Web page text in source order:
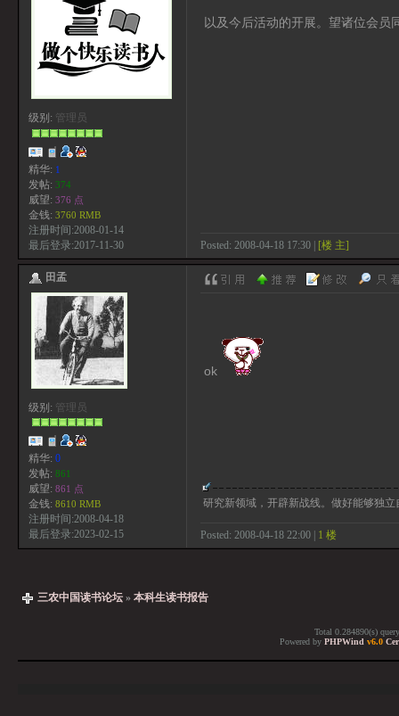
级别: 管理员
精华: 1
发帖: 374
威望: 376 点
金钱: 3760 RMB
注册时间:2008-01-14
最后登录:2017-11-30
以及今后活动的开展。望诸位会员
Posted: 2008-04-18 17:30 | [楼 主]
田孟
级别: 管理员
精华: 0
发帖: 861
威望: 861 点
金钱: 8610 RMB
注册时间:2008-04-18
最后登录:2023-02-15
ok
研究新领域，开辟新战线。做好能够独
Posted: 2008-04-18 22:00 | 1 楼
三农中国读书论坛 » 本科生读书报告
Total 0.284890(s)
Powered by PHPWind v6.0